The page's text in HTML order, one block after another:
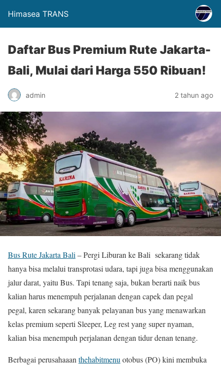
Himasea TRANS
Daftar Bus Premium Rute Jakarta-
Bali, Mulai dari Harga 550 Ribuan!
admin 2 tahun ago
Bus Rute Jakarta Bali – Pergi Liburan ke Bali sekarang tidak
hanya bisa melalui transprotasi udara, tapi juga bisa menggunakan
jalur darat, yaitu Bus. Tapi tenang saja, bukan berarti naik bus
kalian harus menempuh perjalanan dengan capek dan pegal
pegal, karen sekarang banyak pelayanan bus yang menawarkan
kelas premium seperti Sleeper, Leg rest yang super nyaman,
kalian bisa menempuh perjalanan dengan tidur denan tenang.
Berbagai perusahaaan thehabitmenu otobus (PO) kini membuka